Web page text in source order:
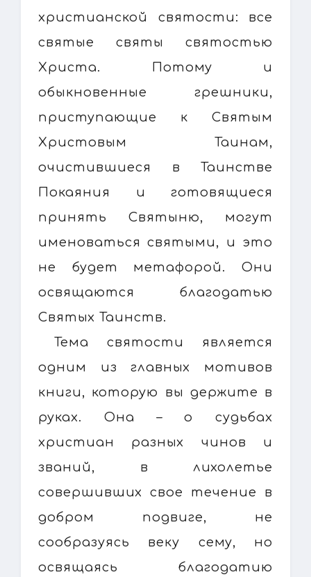
христианской святости: все
святые святы святостью
Христа. Потому и
обыкновенные грешники,
приступающие к Святым
Христовым Таинам,
очистившиеся в Таинстве
Покаяния и готовящиеся
принять Святыню, могут
именоваться святыми, и это
не будет метафорой. Они
освящаются благодатью
Святых Таинств.
Тема святости является
одним из главных мотивов
книги, которую вы держите в
руках. Она – о судьбах
христиан разных чинов и
званий, в лихолетье
совершивших свое течение в
добром подвиге, не
сообразуясь веку сему, но
освящаясь благодатию